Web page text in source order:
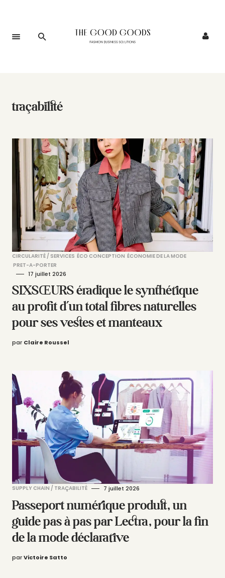
traçabilité
CIRCULARITÉ / SERVICES ÉCO CONCEPTION ÉCONOMIE DE LA MODE
PRET-A-PORTER
17 juillet 2026
SIXSŒURS éradique le synthétique
au profit d’un total fibres naturelles
pour ses vestes et manteaux
par Claire Roussel
SUPPLY CHAIN / TRAÇABILITÉ 7 juillet 2026
Passeport numérique produit, un
guide pas à pas par Lectra, pour la fin
de la mode déclarative
parVictoire Satto